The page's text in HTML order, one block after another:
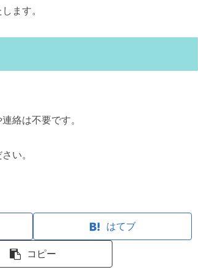
ます。
絡は不要です。
い。
はてブ
コピー